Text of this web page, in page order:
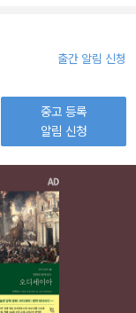
출간 알림 신청
중고 등록
알림 신청